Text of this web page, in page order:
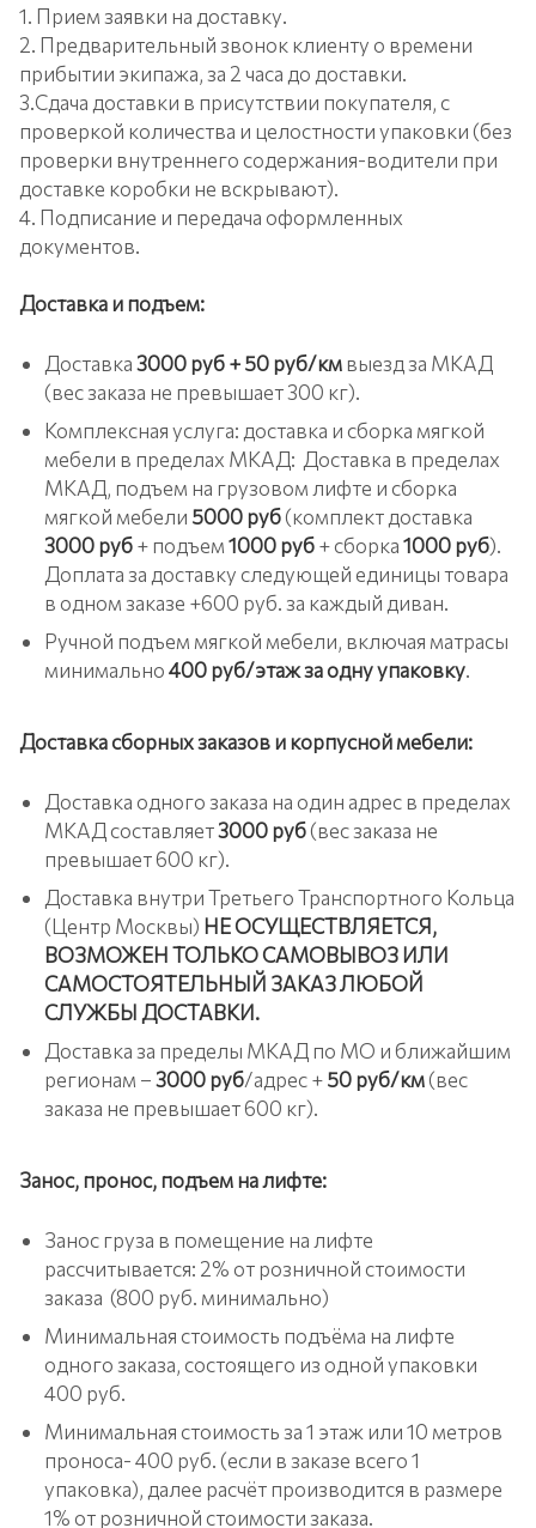
1. Прием заявки на доставку.
2. Предварительный звонок клиенту о времени
прибытии экипажа, за 2 часа до доставки.
3.Сдача доставки в присутствии покупателя, с
проверкой количества и целостности упаковки (без
проверки внутреннего содержания-водители при
доставке коробки не вскрывают).
4. Подписание и передача оформленных
документов.
Доставка и подъем:
Доставка3000 руб + 50 руб/кмвыезд за МКАД
(вес заказа не превышает 300 кг).
Комплексная услуга: доставка и сборка мягкой
мебели в пределах МКАД: Доставка в пределах
МКАД, подъем на грузовом лифте и сборка
мягкой мебели 5000 руб(комплект доставка
3000 руб+ подъем1000 руб+ сборка1000 руб).
Доплата за доставку следующей единицы товара
в одном заказе +600 руб. за каждый диван.
Ручной подъем мягкой мебели, включая матрасы
минимально400 руб/этажза одну упаковку.
Доставка сборных заказов и корпусной мебели:
Доставка одного заказа на один адрес в пределах
МКАД составляет3000 руб(вес заказа не
превышает 600 кг).
Доставка внутри Третьего Транспортного Кольца
(Центр Москвы) НЕ ОСУЩЕСТВЛЯЕТСЯ,
ВОЗМОЖЕН ТОЛЬКО САМОВЫВОЗ ИЛИ
САМОСТОЯТЕЛЬНЫЙ ЗАКАЗ ЛЮБОЙ
СЛУЖБЫ ДОСТАВКИ.
Доставка за пределы МКАД по МО и ближайшим
регионам –3000 руб/адрес +50 руб/км(вес
заказа не превышает 600 кг).
Занос, пронос, подъем на лифте:
Занос груза в помещение на лифте
рассчитывается: 2% от розничной стоимости
заказа (800 руб. минимально)
Минимальная стоимость подъёма на лифте
одного заказа, состоящего из одной упаковки
400 руб.
Минимальная стоимость за 1 этаж или 10 метров
проноса- 400 руб. (если в заказе всего 1
упаковка), далее расчёт производится в размере
1% от розничной стоимости заказа.